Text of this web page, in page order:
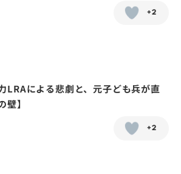
+2
LRAによる悲劇と、元子ども兵が直
】
+2